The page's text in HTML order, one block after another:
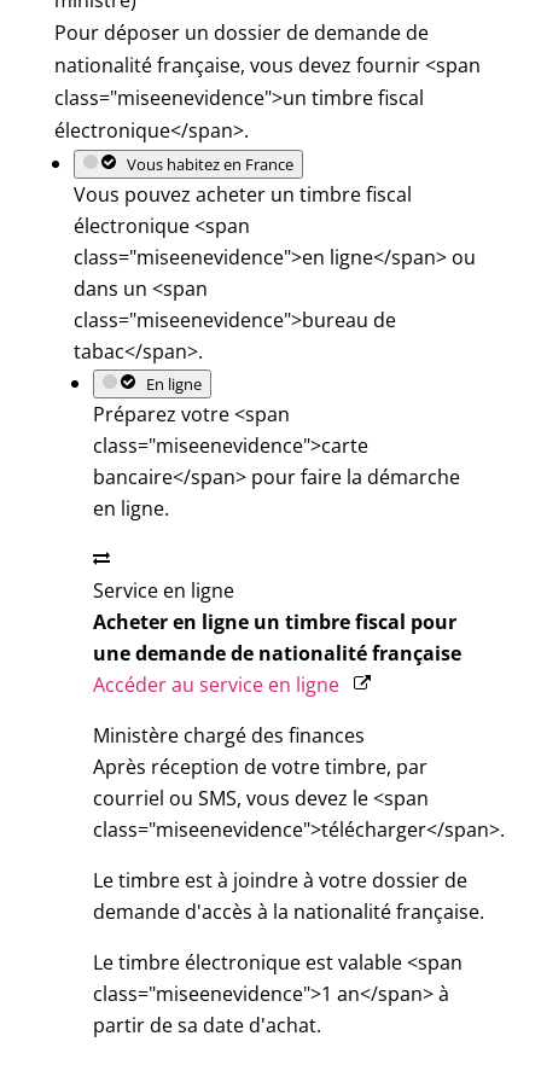
Pour déposer un dossier de demande de
nationalité française, vous devez fournir <span
class="miseenevidence">un timbre fiscal
électronique</span>.
Vous habitez en France
Vous pouvez acheter un timbre fiscal
électronique <span
class="miseenevidence">en ligne</span> ou
dans un <span
class="miseenevidence">bureau de
tabac</span>.
En ligne
Préparez votre <span
class="miseenevidence">carte
bancaire</span> pour faire la démarche
en ligne.
Service en ligne
Acheter en ligne un timbre fiscal pour
une demande de nationalité française
Accéder au service en ligne
Ministère chargé des finances
Après réception de votre timbre, par
courriel ou SMS, vous devez le <span
class="miseenevidence">télécharger</span>.
Le timbre est à joindre à votre dossier de
demande d'accès à la nationalité française.
Le timbre électronique est valable <span
class="miseenevidence">1 an</span> à
partir de sa date d'achat.